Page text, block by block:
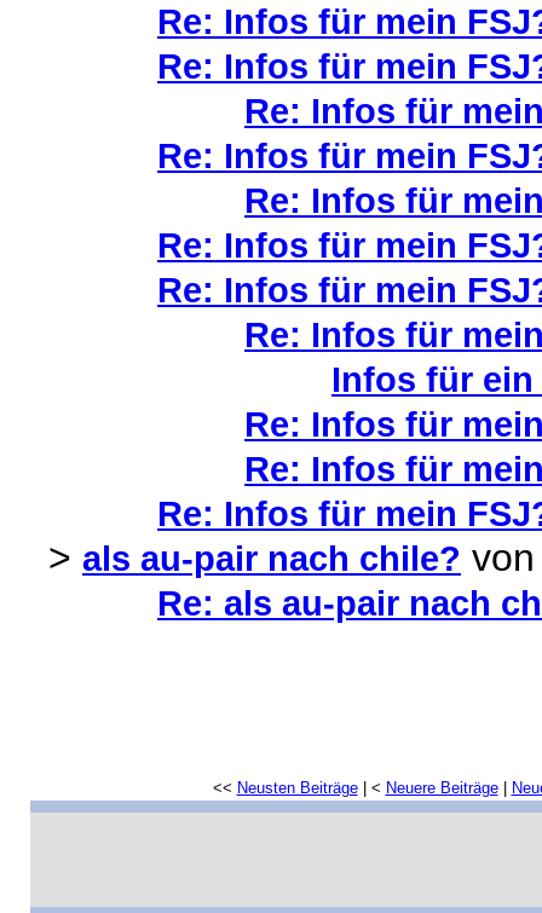
Re: Infos für mein
Re: Infos für mein
Re: Infos für
Re: Infos für mein
Re: Infos für
Re: Infos für mein
Re: Infos für mein
Re: Infos für
Infos für ein
Re: Infos für
Re: Infos für
Re: Infos für mein
> als au-pair nach chile?
Re: als au-pair nach
<< Neusten Beiträge| < Neuere Beiträge|